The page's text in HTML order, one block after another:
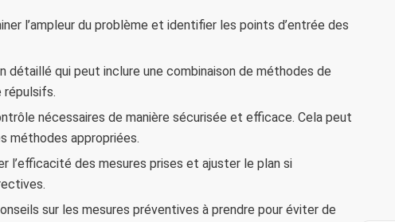
l’ampleur du problème et identifier les points d’entrée des
détaillé qui peut inclure une combinaison de méthodes de
répulsifs.
nécessaires de manière sécurisée et efficace. Cela peut
méthodes appropriées.
l’efficacité des mesures prises et ajuster le plan si
sur les mesures préventives à prendre pour éviter de